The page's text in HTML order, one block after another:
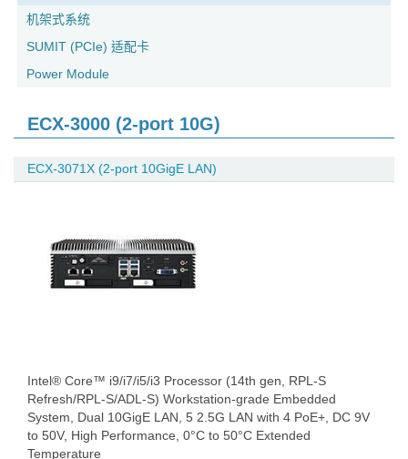
机架式系统
SUMIT (PCIe) 适配卡
Power Module
ECX-3000 (2-port 10G)
ECX-3071X (2-port 10GigE LAN)
Intel® Core™ i9/i7/i5/i3 Processor (14th gen, RPL-S
Refresh/RPL-S/ADL-S) Workstation-grade Embedded
System, Dual 10GigE LAN, 5 2.5G LAN with 4 PoE+, DC 9V
to 50V, High Performance, 0°C to 50°C Extended
Temperature